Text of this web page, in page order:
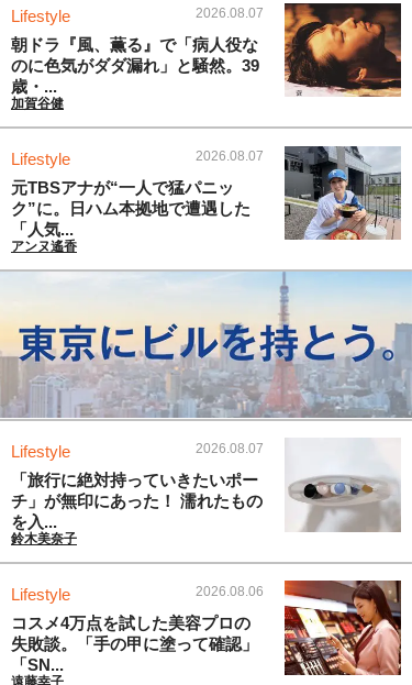
Lifestyle 2026.08.07
朝ドラ『風、薫る』で「病人役な
のに色気がダダ漏れ」と騒然。39
歳・...
加賀谷健
Lifestyle 2026.08.07
元TBSアナが“一人で猛パニッ
ク”に。日ハム本拠地で遭遇した
「人気...
アンヌ遙香
Lifestyle 2026.08.07
「旅行に絶対持っていきたいポー
チ」が無印にあった！ 濡れたもの
を入...
鈴木美奈子
Lifestyle 2026.08.06
コスメ4万点を試した美容プロの
失敗談。「手の甲に塗って確認」
「SN...
遠藤幸子